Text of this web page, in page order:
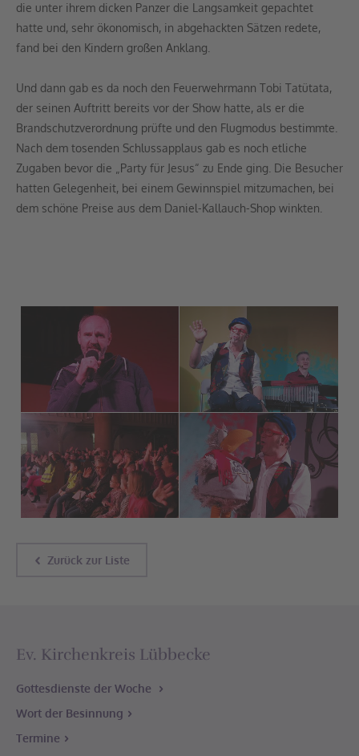
die unter ihrem dicken Panzer die Langsamkeit gepachtet
hatte und, sehr ökonomisch, in abgehackten Sätzen redete,
fand bei den Kindern großen Anklang.
Und dann gab es da noch den Feuerwehrmann Tobi Tatütata,
der seinen Auftritt bereits vor der Show hatte, als er die
Brandschutzverordnung prüfte und den Flugmodus bestimmte.
Nach dem tosenden Schlussapplaus gab es noch etliche
Zugaben bevor die „Party für Jesus“ zu Ende ging. Die Besucher
hatten Gelegenheit, bei einem Gewinnspiel mitzumachen, bei
dem schöne Preise aus dem Daniel-Kallauch-Shop winkten.
Zurück zur Liste
Ev. Kirchenkreis Lübbecke
Gottesdienste der Woche
Wort der Besinnung
Termine